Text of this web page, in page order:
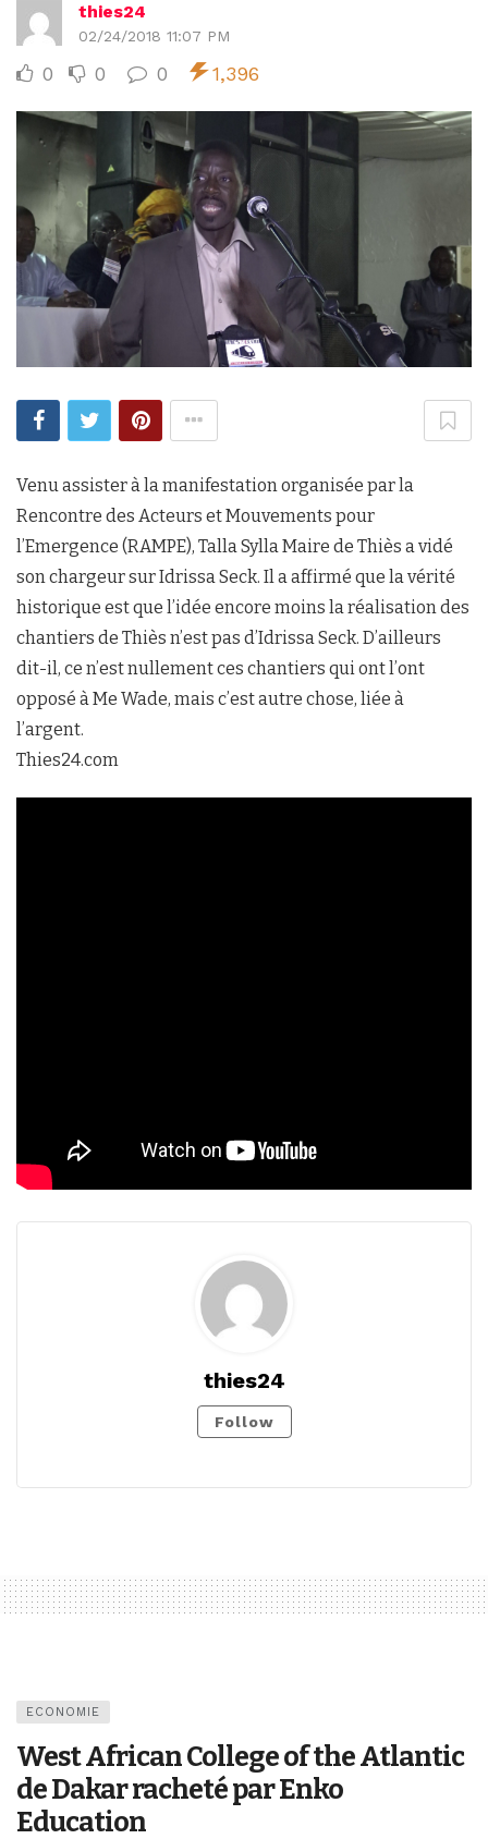
thies24
02/24/2018 11:07 PM
0 0 0 1,396
Venu assister à la manifestation organisée par la
Rencontre des Acteurs et Mouvements pour
l’Emergence (RAMPE), Talla Sylla Maire de Thiès a vidé
son chargeur sur Idrissa Seck. Il a affirmé que la vérité
historique est que l’idée encore moins la réalisation des
chantiers de Thiès n’est pas d’Idrissa Seck. D’ailleurs
dit-il, ce n’est nullement ces chantiers qui ont l’ont
opposé à Me Wade, mais c’est autre chose, liée à
l’argent.
Thies24.com
thies24
Follow
ECONOMIE
West African College of the Atlantic
de Dakar racheté par Enko
Education